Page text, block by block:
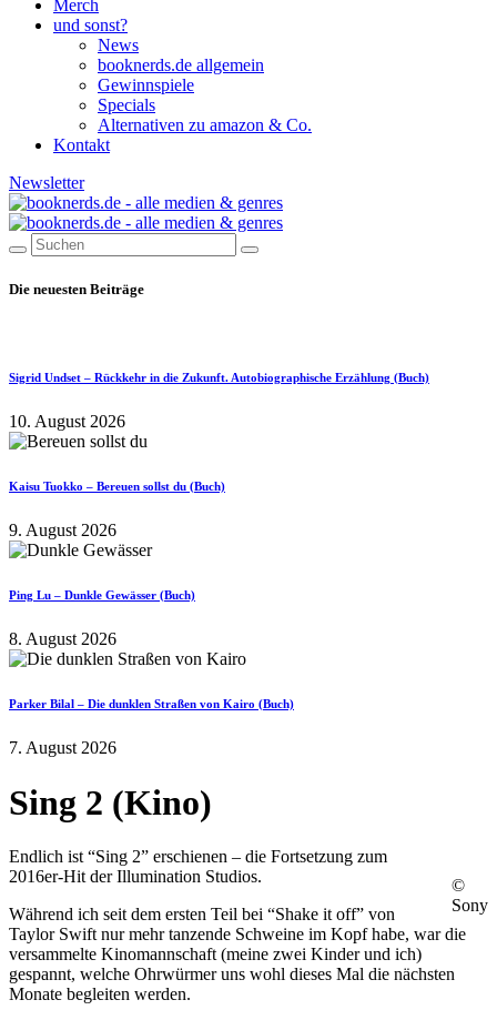
Merch
und sonst?
News
booknerds.de allgemein
Gewinnspiele
Specials
Alternativen zu amazon & Co.
Kontakt
Newsletter
Die neuesten Beiträge
Sigrid Undset – Rückkehr in die Zukunft. Autobiographische Erzählung (Buch)
10. August 2026
Kaisu Tuokko – Bereuen sollst du (Buch)
9. August 2026
Ping Lu – Dunkle Gewässer (Buch)
8. August 2026
Parker Bilal – Die dunklen Straßen von Kairo (Buch)
7. August 2026
Sing 2 (Kino)
©
Sony
Endlich ist “Sing 2” erschienen – die Fortsetzung zum
2016er-Hit der Illumination Studios.
Während ich seit dem ersten Teil bei “Shake it off” von
Taylor Swift nur mehr tanzende Schweine im Kopf habe, war die
versammelte Kinomannschaft (meine zwei Kinder und ich)
gespannt, welche Ohrwürmer uns wohl dieses Mal die nächsten
Monate begleiten werden.